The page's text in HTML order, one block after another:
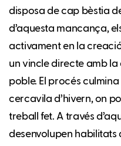
disposa de cap bèstia
d’aquesta mancança,
activament en la
un vincle directe amb la
poble. El procés
cercavila d’hivern, on
treball fet. A través
desenvolupen habilitats